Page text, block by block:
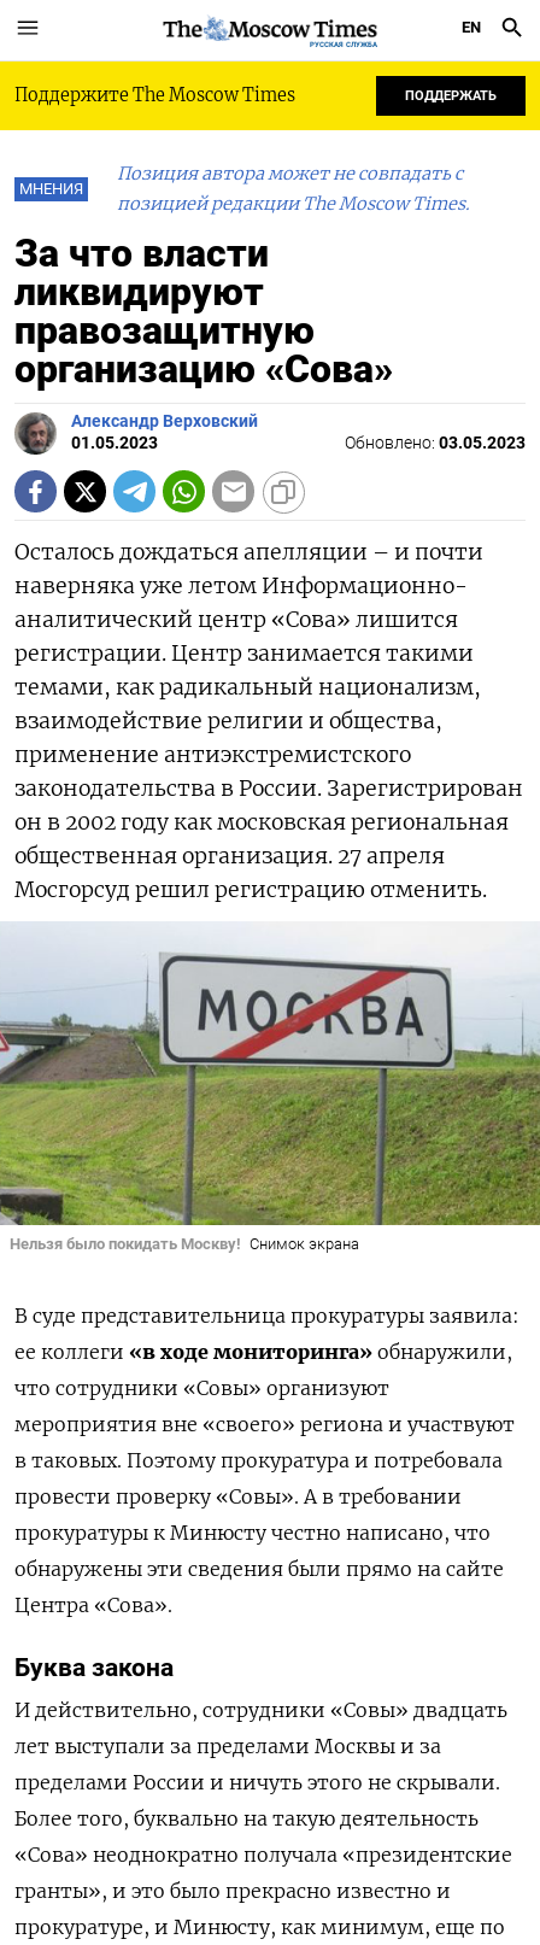
РУССКАЯ СЛУЖБА
EN
Поддержите The Moscow Times ПОДДЕРЖАТЬ
МНЕНИЯ
Позиция автора может не совпадать с
позицией редакции The Moscow Times.
За что власти
ликвидируют
правозащитную
организацию «Сова»
Александр Верховский
01.05.2023
Обновлено: 03.05.2023
Осталось дождаться апелляции – и почти
наверняка уже летом Информационно-
аналитический центр «Сова» лишится
регистрации. Центр занимается такими
темами, как радикальный национализм,
взаимодействие религии и общества,
применение антиэкстремистского
законодательства в России. Зарегистрирован
он в 2002 году как московская региональная
общественная организация. 27 апреля
Мосгорсуд решил регистрацию отменить.
Нельзя было покидать Москву! Снимок экрана
В суде представительница прокуратуры заявила:
ее коллеги «в ходе мониторинга» обнаружили,
что сотрудники «Совы» организуют
мероприятия вне «своего» региона и участвуют
в таковых. Поэтому прокуратура и потребовала
провести проверку «Совы». А в требовании
прокуратуры к Минюсту честно написано, что
обнаружены эти сведения были прямо на сайте
Центра «Сова».
Буква закона
И действительно, сотрудники «Совы» двадцать
лет выступали за пределами Москвы и за
пределами России и ничуть этого не скрывали.
Более того, буквально на такую деятельность
«Сова» неоднократно получала «президентские
гранты», и это было прекрасно известно и
прокуратуре, и Минюсту, как минимум, еще по